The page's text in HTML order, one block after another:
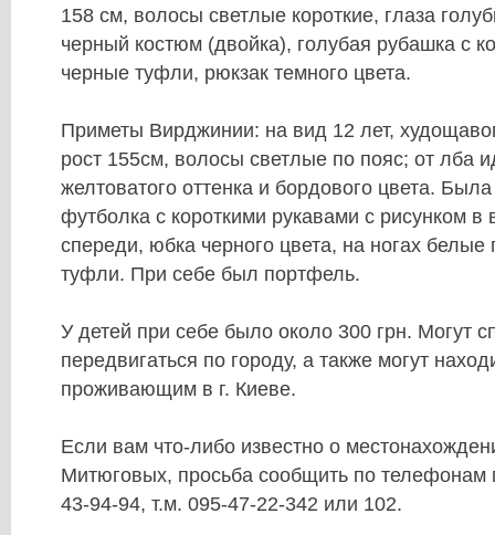
158 см, волосы светлые короткие, глаза
черный костюм (двойка), голубая рубашка с
черные туфли, рюкзак темного цвета.
Приметы Вирджинии: на вид 12 лет,
рост 155см, волосы светлые по пояс; от лба
желтоватого оттенка и бордового цвета.
футболка с короткими рукавами с рисунком в
спереди, юбка черного цвета, на ногах
туфли. При себе был портфель.
У детей при себе было около 300 грн. Могут
передвигаться по городу, а также могут
проживающим в г. Киеве.
Если вам что-либо известно о
Митюговых, просьба сообщить по телефонам
43-94-94, т.м. 095-47-22-342 или 102.